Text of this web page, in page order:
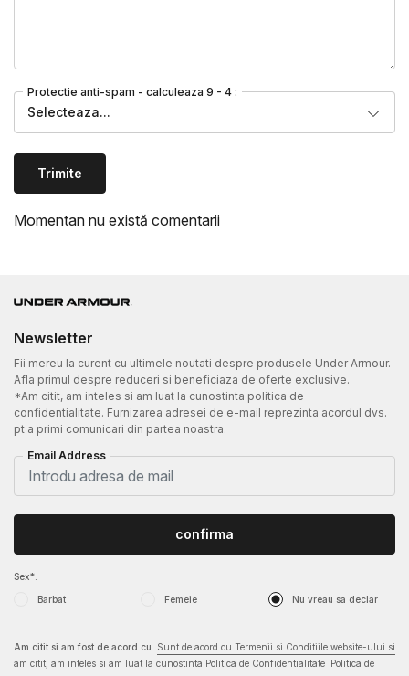
Protectie anti-spam - calculeaza 9 - 4 :
Selecteaza...
Trimite
Momentan nu există comentarii
Newsletter
Fii mereu la curent cu ultimele noutati despre produsele Under Armour.
Afla primul despre reduceri si beneficiaza de oferte exclusive.
*Am citit, am inteles si am luat la cunostinta politica de
confidentialitate. Furnizarea adresei de e-mail reprezinta acordul dvs.
pt a primi comunicari din partea noastra.
Email Address
Sex*:
Barbat Femeie Nu vreau sa declar
confirma
Am citit si am fost de acord cu
Sunt de acord cu Termenii si Conditiile website-ului si
am citit, am inteles si am luat la cunostinta Politica de Confidentialitate
Politica de